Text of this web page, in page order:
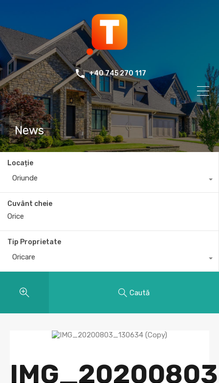
+40 745 270 117
News
Locație
Oriunde
Cuvânt cheie
Tip Proprietate
Oricare
Caută